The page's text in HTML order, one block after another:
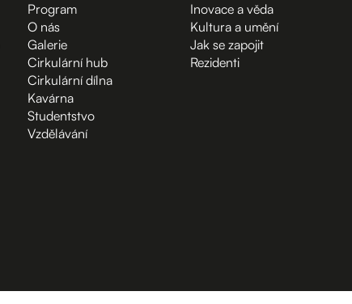
Program
O nás
Galerie
Cirkulární hub
Cirkulární dílna
Kavárna
Studentstvo
Vzdělávání
Inovace a věda
Kultura a umění
Jak se zapojit
Rezidenti